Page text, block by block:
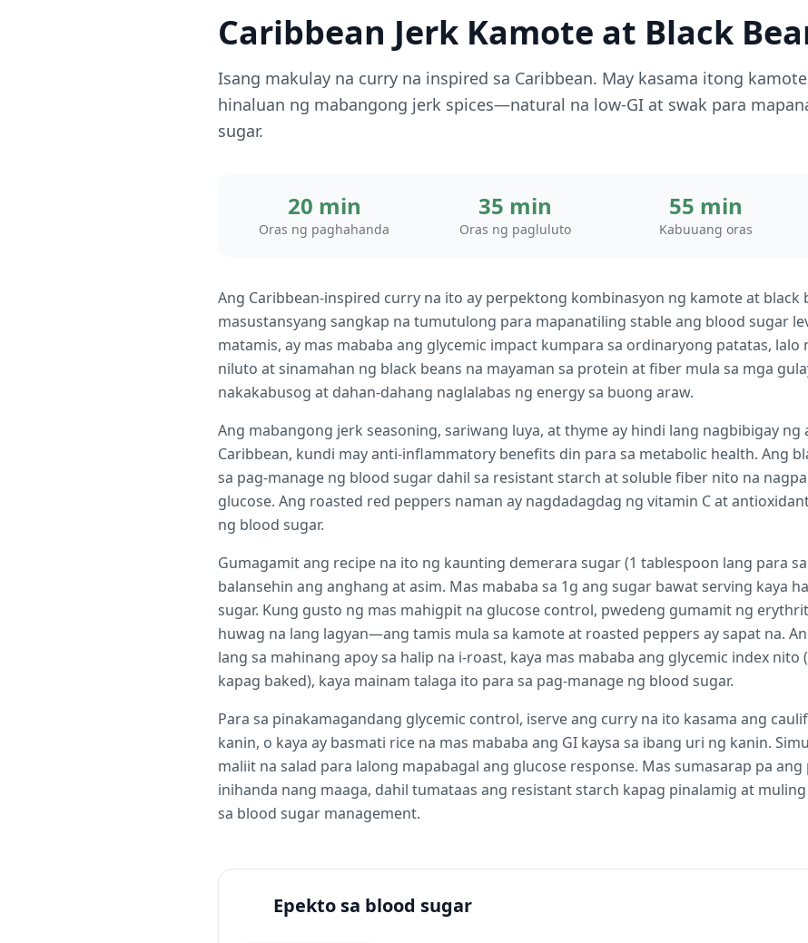
Caribbean Jerk Kamote at Black
Isang makulay na curry na inspired sa Caribbean. May kasama itong
hinaluan ng mabangong jerk spices—natural na low-GI at swak para
sugar.
20 min
Oras ng paghahanda
35 min
Oras ng pagluluto
55 min
Kabuuang oras
Ang Caribbean-inspired curry na ito ay perpektong kombinasyon ng kamote at black
masustansyang sangkap na tumutulong para mapanatiling stable ang blood sugar
matamis, ay mas mababa ang glycemic impact kumpara sa ordinaryong patatas,
niluto at sinamahan ng black beans na mayaman sa protein at fiber mula sa mga
nakakabusog at dahan-dahang naglalabas ng energy sa buong araw.
Ang mabangong jerk seasoning, sariwang luya, at thyme ay hindi lang nagbibigay ng
Caribbean, kundi may anti-inflammatory benefits din para sa metabolic health. Ang
sa pag-manage ng blood sugar dahil sa resistant starch at soluble fiber nito na
glucose. Ang roasted red peppers naman ay nagdadagdag ng vitamin C at
ng blood sugar.
Gumagamit ang recipe na ito ng kaunting demerara sugar (1 tablespoon lang para
balansehin ang anghang at asim. Mas mababa sa 1g ang sugar bawat serving kaya
sugar. Kung gusto ng mas mahigpit na glucose control, pwedeng gumamit ng
huwag na lang lagyan—ang tamis mula sa kamote at roasted peppers ay sapat na.
lang sa mahinang apoy sa halip na i-roast, kaya mas mababa ang glycemic index nito
kapag baked), kaya mainam talaga ito para sa pag-manage ng blood sugar.
Para sa pinakamagandang glycemic control, iserve ang curry na ito kasama ang
kanin, o kaya ay basmati rice na mas mababa ang GI kaysa sa ibang uri ng kanin.
maliit na salad para lalong mapabagal ang glucose response. Mas sumasarap pa
inihanda nang maaga, dahil tumataas ang resistant starch kapag pinalamig at
sa blood sugar management.
Epekto sa blood sugar